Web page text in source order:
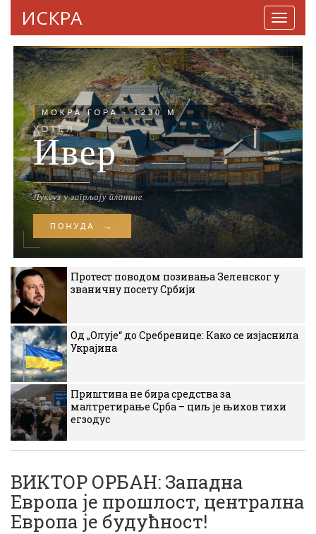
ИСКРА
Протест поводом позивања Зеленског у
званичну посету Србији
Од „Олује“ до Сребренице: Како се изјаснила
Украјина
Приштина не бира средства за
малтретирање Срба – циљ је њихов тихи
егзодус
ВИКТОР ОРБАН: Западна
Европа је прошлост, централна
Европа је будућност!